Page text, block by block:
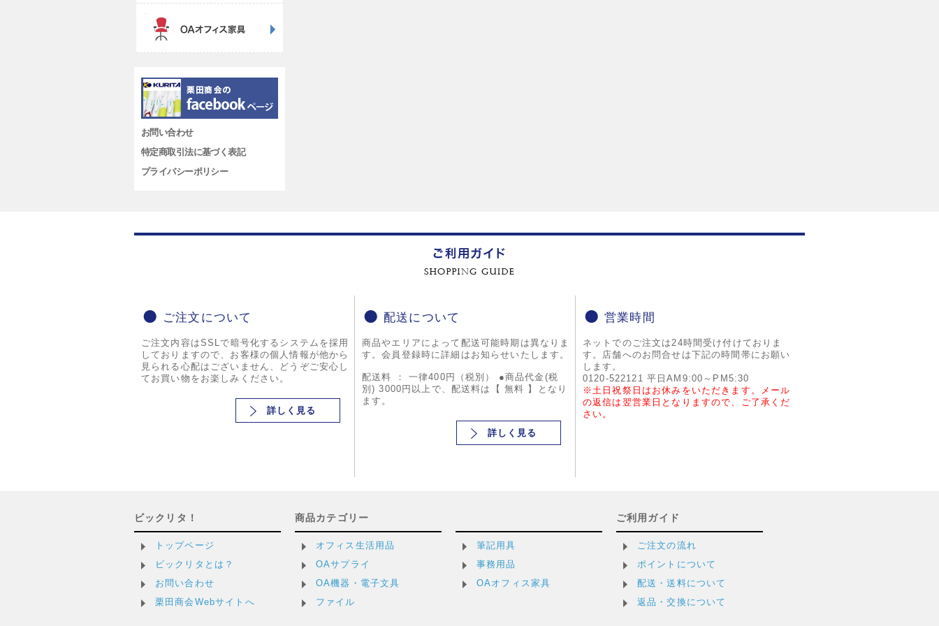
お問い合わせ
特定商取引法に基づく表記
プライバシーポリシー
ご注文について
ご注文内容はSSLで暗号化するシステムを採用
しておりますので、お客様の個人情報が他から
見られる心配はございません、どうぞご安心し
てお買い物をお楽しみください。
詳しく見る
配送について
商品やエリアによって配送可能時期は異なりま
す。会員登録時に詳細はお知らせいたします。
配送料 ： 一律400円（税別） ●商品代金(税
別) 3000円以上で、配送料は【 無料 】となり
ます。
詳しく見る
営業時間
ネットでのご注文は24時間受け付けておりま
す。店舗へのお問合せは下記の時間帯にお願い
します。
0120-522121 平日AM9:00～PM5:30
※土日祝祭日はお休みをいただきます。メール
の返信は翌営業日となりますので、ご了承くだ
さい。
ビックリタ！
トップページ
ビックリタとは？
お問い合わせ
栗田商会Webサイトへ
商品カテゴリー
オフィス生活用品
OAサプライ
OA機器・電子文具
ファイル
筆記用具
事務用品
OAオフィス家具
ご利用ガイド
ご注文の流れ
ポイントについて
配送・送料について
返品・交換について